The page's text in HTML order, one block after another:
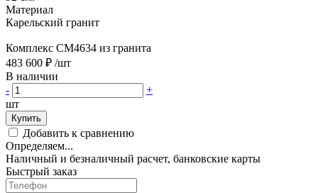
Материал
Карельский гранит
Комплекс CM4634 из гранита
483 600 ₽ /шт
В наличии
-
+
шт
Купить
Добавить к сравнению
Определяем...
Наличный и безналичный расчет, банковские карты
Быстрый заказ